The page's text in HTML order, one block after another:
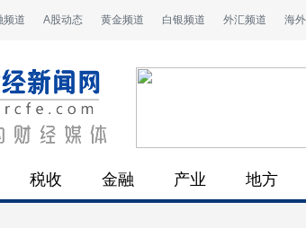
频道 A股动态 黄金频道 白银频道 外汇频道 海
税收 金融 产业 地方